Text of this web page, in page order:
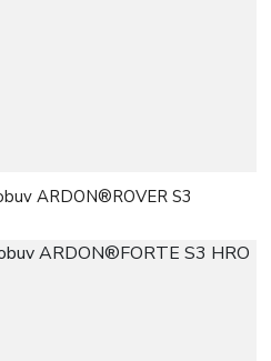
ARDON®ROVER S3